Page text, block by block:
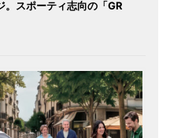
。スポーティ志向の「GR